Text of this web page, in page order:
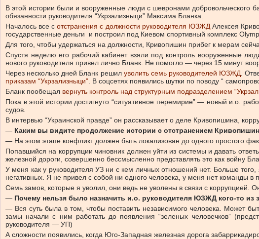
В этой истории были и вооруженные люди с шевронами добровольческого
обязанности руководителя “Укрзализныци” Максима Бланка.
Началось все сотстранения с должности руководителя ЮЗЖДАлексея
государственные деньги и построил под Киевом спортивный комплекс
Для того, чтобы удержаться на должности, Кривопишин прибег к мерам
Спустя неделю его рабочий кабинет взяли под контроль вооруженные
нового руководителя привел лично Бланк. Не помогло — через 15 минут
Через несколько дней Бланк решил уволить семь руководителей ЮЗЖД .
приказам “Укрзализныци” . В соцсетях появились шутки по поводу “
Бланк пообещал вернуть контроль над структурным подразделением
Пока в этой истории достигнуто “ситуативное перемирие” — новый и.о.
судов.
В интервью “Украинской правде” он рассказывает о деле Кривопишина,
— Каким вы видите продолжение истории с отстранением
— На этом этапе конфликт должен быть локализован до одного простого
Попавшийся на коррупции чиновник должен уйти из системы и давать
железной дороги, совершенно бессмысленно представлять это как войну
У меня как у руководителя УЗ ни с кем личных отношений нет. Больше
негативных. Я не привел с собой ни одного человека, у меня нет команды в
Семь замов, которые я уволил, они ведь не уволены в связи с коррупцией.
— Почему нельзя было назначить и.о. руководителя ЮЗЖД кого-то из
— Вся суть была в том, чтобы поставить независимого человека. Может
замы начали с ним работать до появления “зеленых человечков”
руководителя — УП)
А сложности появились, когда Юго-Западная железная дорога